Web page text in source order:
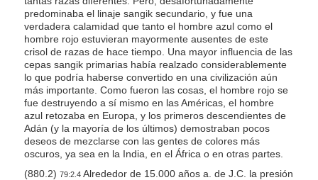
predominaba el linaje sangik secundario, y fue una
verdadera calamidad que tanto el hombre azul como el
hombre rojo estuvieran mayormente ausentes de este
crisol de razas de hace tiempo. Una mayor influencia de las
cepas sangik primarias había realzado considerablemente
lo que podría haberse convertido en una civilización aún
más importante. Como fueron las cosas, el hombre rojo se
fue destruyendo a sí mismo en las Américas, el hombre
azul retozaba en Europa, y los primeros descendientes de
Adán (y la mayoría de los últimos) demostraban pocos
deseos de mezclarse con las gentes de colores más
oscuros, ya sea en la India, en el África o en otras partes.
(880.2) 79:2.4Alrededor de 15.000 años a. de J.C. la presión